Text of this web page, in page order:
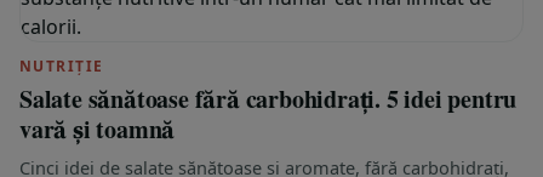
NUTRIȚIE
Salate sănătoase fără carbohidrați. 5 idei pentru
vară și toamnă
Cinci idei de salate sănătoase si aromate, fără carbohidrați,